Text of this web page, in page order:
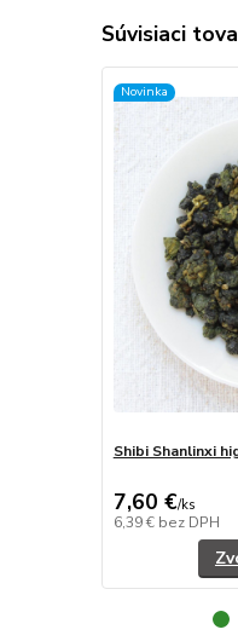
Súvisiaci
Novinka
Shibi Shanlinxi
7,60 €/ks
6,39 € bez DPH